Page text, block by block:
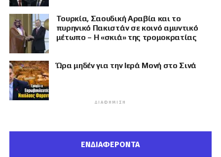
Τουρκία, Σαουδική Αραβία και το
πυρηνικό Πακιστάν σε κοινό αμυντικό
μέτωπο – Η «σκιά» της τρομοκρατίας
Ώρα μηδέν για την Ιερά Μονή στο Σινά
ΔΙΑΦΉΜΙΣΗ
ΕΝΔΙΑΦΕΡΟΝΤΑ